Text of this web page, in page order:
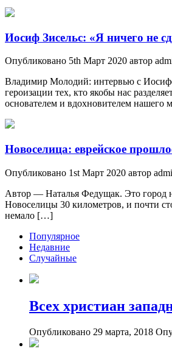
Иосиф Зисельс: «Я ничего не
Опубликовано 5th Март 2020 автор
Владимир Молодий: интервью с
героизации тех, кто якобы нас
основателем и вдохновителем
Новоселица: еврейское
Опубликовано 1st Март 2020 автор
Автор — Наталья Федущак. Это город
Новоселицы 30 километров, и почти
немало […]
Популярное
Недавние
Случайные
Всех христиан
Опубликовано 29 марта, 2018